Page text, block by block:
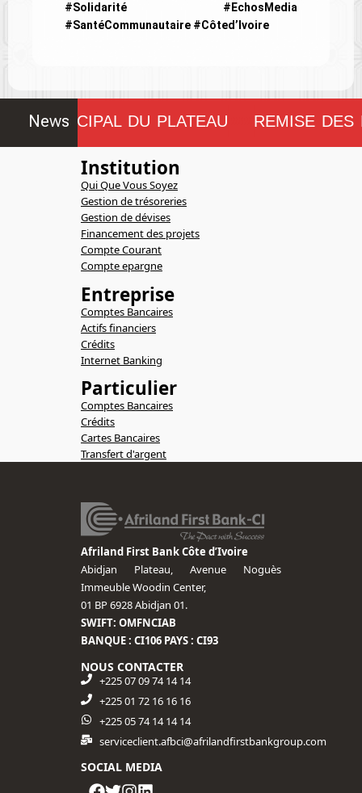
#Solidarité #EchosMedia
#SantéCommunautaire #Côted’Ivoire
News
MUNICIPAL DU PLATEAU!!!!!!!! REMISE DES
Institution
Qui Que Vous Soyez
Gestion de trésoreries
Gestion de dévises
Financement des projets
Compte Courant
Compte epargne
Entreprise
Comptes Bancaires
Actifs financiers
Crédits
Internet Banking
Particulier
Comptes Bancaires
Crédits
Cartes Bancaires
Transfert d'argent
Afriland First Bank Côte d’Ivoire
Abidjan Plateau, Avenue Noguès
Immeuble Woodin Center,
01 BP 6928 Abidjan 01.
SWIFT: OMFNCIAB
BANQUE : CI106 PAYS : CI93
NOUS CONTACTER
+225 07 09 74 14 14
+225 01 72 16 16 16​
+225 05 74 14 14 14
serviceclient.afbci@afrilandfirstbankgroup.com
SOCIAL MEDIA